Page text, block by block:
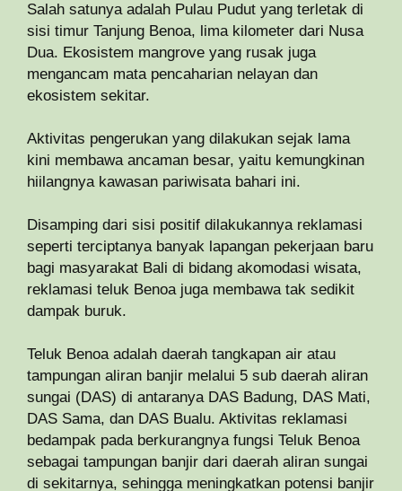
Salah satunya adalah Pulau Pudut yang terletak di
sisi timur Tanjung Benoa, lima kilometer dari Nusa
Dua. Ekosistem mangrove yang rusak juga
mengancam mata pencaharian nelayan dan
ekosistem sekitar.
Aktivitas pengerukan yang dilakukan sejak lama
kini membawa ancaman besar, yaitu kemungkinan
hiilangnya kawasan pariwisata bahari ini.
Disamping dari sisi positif dilakukannya reklamasi
seperti terciptanya banyak lapangan pekerjaan baru
bagi masyarakat Bali di bidang akomodasi wisata,
reklamasi teluk Benoa juga membawa tak sedikit
dampak buruk.
Teluk Benoa adalah daerah tangkapan air atau
tampungan aliran banjir melalui 5 sub daerah aliran
sungai (DAS) di antaranya DAS Badung, DAS Mati,
DAS Sama, dan DAS Bualu. Aktivitas reklamasi
bedampak pada berkurangnya fungsi Teluk Benoa
sebagai tampungan banjir dari daerah aliran sungai
di sekitarnya, sehingga meningkatkan potensi banjir